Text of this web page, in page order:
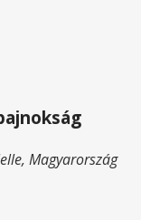
Magyarország